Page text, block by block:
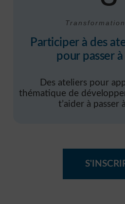
Participer à des
pour passer
Des ateliers pour
thématique de
t’aider à passer